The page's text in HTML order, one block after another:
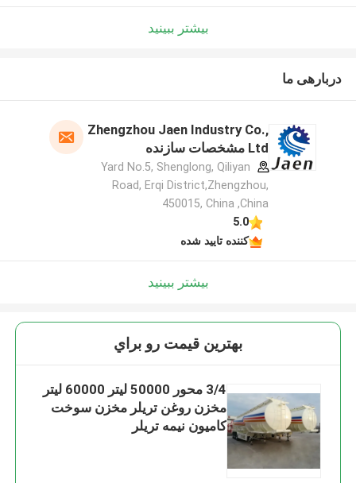
بیشتر ببینید
دربارهی ما
Zhengzhou Jaen Industry Co.,
Ltd مشخصات سازنده
Yard No.5, Shenglong, Qiliyan
Road, Erqi District,Zhengzhou,
450015, China ,China
5.0
کننده تایید شده
بیشتر ببینید
بهترين قيمت رو براي
3/4 محور 50000 لیتر 60000 لیتر
مخزن روغن تریلر مخزن سوخت
کامیون نیمه تریلر